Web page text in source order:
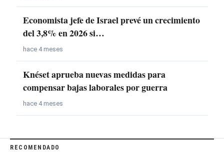
Economista jefe de Israel prevé un crecimiento
del 3,8% en 2026 si…
hace 4 meses
Knéset aprueba nuevas medidas para
compensar bajas laborales por guerra
hace 4 meses
RECOMENDADO